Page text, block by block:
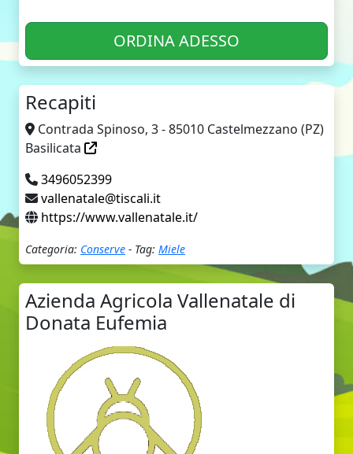
ORDINA ADESSO
Recapiti
Contrada Spinoso, 3 - 85010 Castelmezzano (PZ)
Basilicata
3496052399
vallenatale@tiscali.it
https://www.vallenatale.it/
Categoria: Conserve - Tag: Miele
Azienda Agricola Vallenatale di
Donata Eufemia